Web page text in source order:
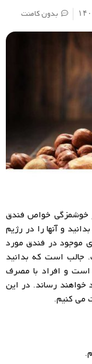
بدون کامنت
خوشمزگی خواص فندق
و آنها را در رژیم
موجود در فندق مورد
جالب است که بدانید
است و افراد با مصرف
خواهند رساند. در این
می کنیم.